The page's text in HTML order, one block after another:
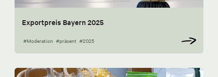
Exportpreis Bayern 2025
#Moderation #präsent #2025